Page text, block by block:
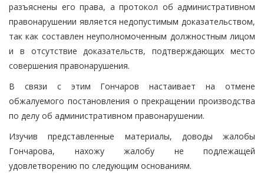
разъяснены его права, а протокол об административном
правонарушении является недопустимым доказательством,
так как составлен неуполномоченным должностным лицом
и в отсутствие доказательств, подтверждающих место
совершения правонарушения.
В связи с этим Гончаров настаивает на отмене
обжалуемого постановления о прекращении производства
по делу об административном правонарушении.
Изучив представленные материалы, доводы жалобы
Гончарова, нахожу жалобу не подлежащей
удовлетворению по следующим основаниям.